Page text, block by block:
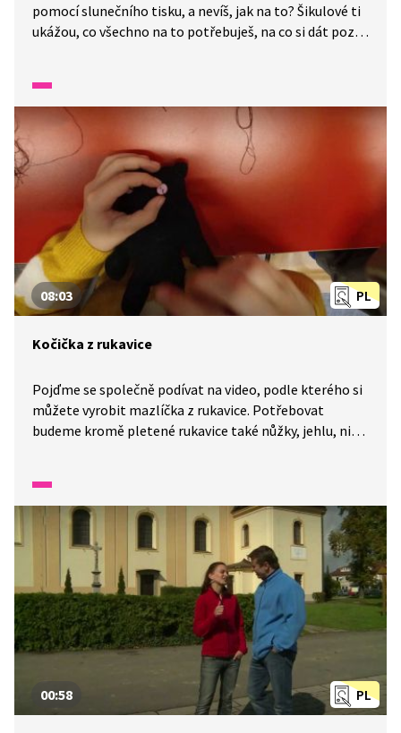
pomocí slunečního tisku, a nevíš, jak na to? Šikulové ti
ukážou, co všechno na to potřebuješ, na co si dát pozor
s vodou nebo rozprašovač, akrylové barvy, štětce,
přírodniny dle vlastního výběru a kamínky na jejich
zatížení. A pak už jen to sluníčko.
PL
08:03
Kočička z rukavice
Pojďme se společně podívat na video, podle kterého si
můžete vyrobit mazlíčka z rukavice. Potřebovat
budeme kromě pletené rukavice také nůžky, jehlu, nit,
kolem kočičího krku. Výroba není složitá a výsledek je
moc pěkný.
PL
00:58